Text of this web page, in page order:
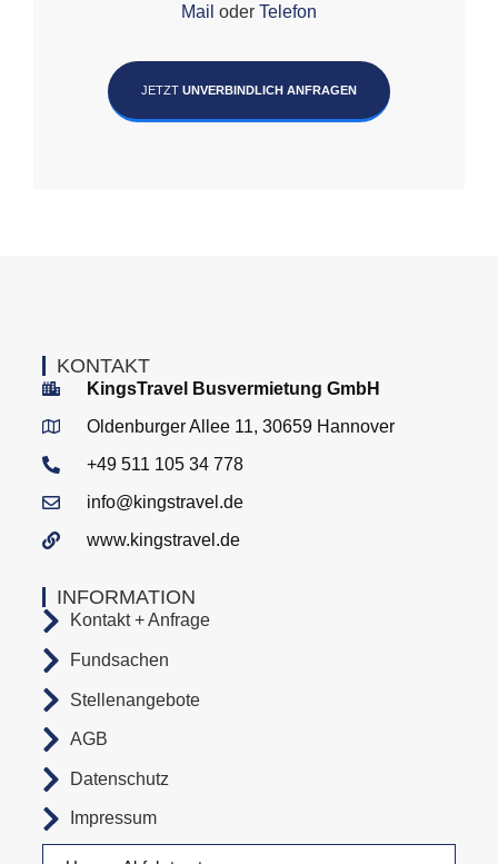
Mail oder Telefon
JETZT UNVERBINDLICH ANFRAGEN
INFORMATION
Kontakt + Anfrage
Fundsachen
Stellenangebote
AGB
Datenschutz
Impressum
KONTAKT
KingsTravel Busvermietung GmbH
Oldenburger Allee 11, 30659 Hannover
+49 511 105 34 778
info@kingstravel.de
www.kingstravel.de